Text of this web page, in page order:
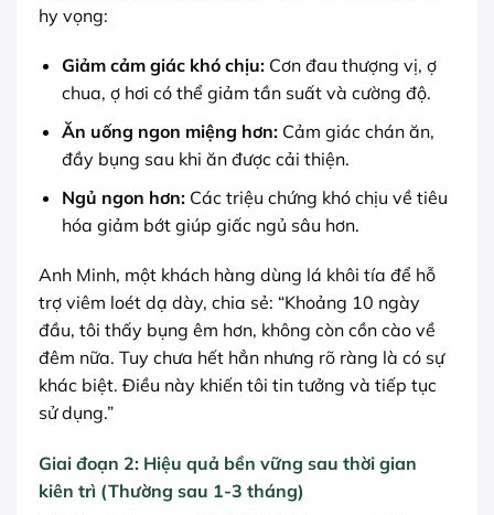
hy vọng:
Giảm cảm giác khó chịu:Cơn đau thượng vị, ợ
chua, ợ hơi có thể giảm tần suất và cường độ.
Ăn uống ngon miệng hơn:Cảm giác chán ăn,
đầy bụng sau khi ăn được cải thiện.
Ngủ ngon hơn:Các triệu chứng khó chịu về tiêu
hóa giảm bớt giúp giấc ngủ sâu hơn.
Anh Minh, một khách hàng dùng lá khôi tía để hỗ
trợ viêm loét dạ dày, chia sẻ: “Khoảng 10 ngày
đầu, tôi thấy bụng êm hơn, không còn cồn cào về
đêm nữa. Tuy chưa hết hẳn nhưng rõ ràng là có sự
khác biệt. Điều này khiến tôi tin tưởng và tiếp tục
sử dụng.”
Giai đoạn 2: Hiệu quả bền vững sau thời gian
kiên trì (Thường sau 1-3 tháng)